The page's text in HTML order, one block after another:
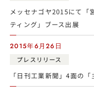
メッセナゴヤ2015にて「
ティング」ブース出展
2015年6月26日
プレスリリース
「日刊工業新聞」4面の